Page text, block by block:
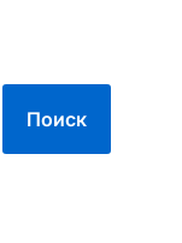
Поиск